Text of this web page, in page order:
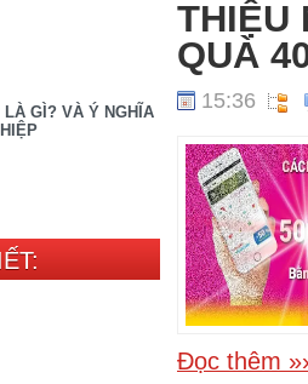
LÀ GÌ? VÀ Ý NGHĨA
THIỆU
QUÀ
15:36
Đọc thêm